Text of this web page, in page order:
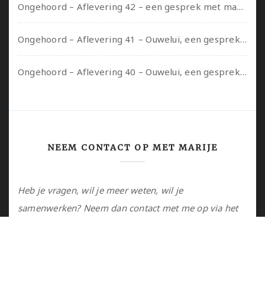
Ongehoord – Aflevering 42 – een gesprek met marijn over seksueel opbloeien, het ouderschap uitvinden en verschillende leeftijden in je mee dragen
Ongehoord – Aflevering 41 – Ouwelui, een gesprek met Marcelle over polyamorie op latere leeftijd, (mantel)zorg voor je partners en seksueel plezier.
Ongehoord – Aflevering 40 – Ouwelui, een gesprek met Sadie Lune over vormende relaties en de geschiedenis van de queer pornobeweging
NEEM CONTACT OP MET MARIJE
Heb je vragen, wil je meer weten, wil je
samenwerken? Neem dan contact met me op via het